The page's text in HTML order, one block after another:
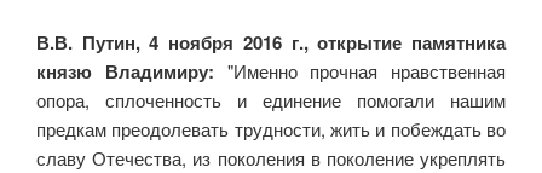
В.В. Путин, 4 ноября 2016 г., открытие памятника
князю Владимиру: "Именно прочная нравственная
опора, сплоченность и единение помогали нашим
предкам преодолевать трудности, жить и побеждать во
славу Отечества, из поколения в поколение укреплять